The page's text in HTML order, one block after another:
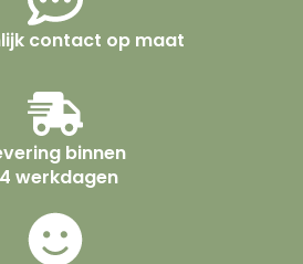
contact op maat
binnen
werkdagen